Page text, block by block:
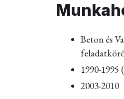
Beton és
1990-
2003-